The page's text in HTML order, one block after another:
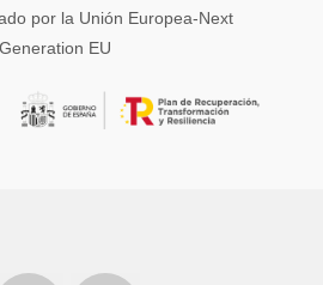
por la Unión Europea-Next
Generation EU